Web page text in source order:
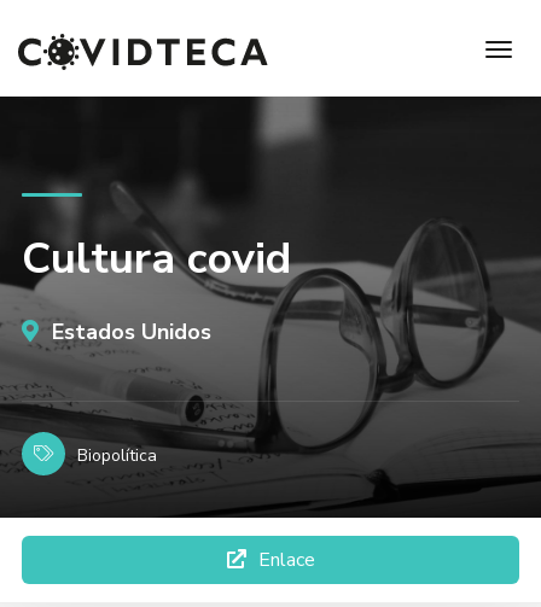
Cultura covid
Estados Unidos
Biopolítica
Enlace